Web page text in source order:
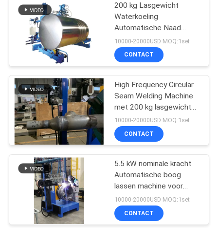
laser lasapparaat
CNC-
plasmasnijmachine
200 kg Lasgewicht
Waterkoeling
Automatische Naad
Lasmachine voor gladde
en precieze lassen
10000-20000USD MOQ:1set
CONTACT
High Frequency Circular
Seam Welding Machine
met 200 kg lasgewicht
en 5,5 kW nominale
vermogen
10000-20000USD MOQ:1set
CONTACT
5.5 kW nominale kracht
Automatische boog
lassen machine voor
zacht staal/roestvrij staal
lassen in industriële
omgevingen
10000-20000USD MOQ:1set
CONTACT